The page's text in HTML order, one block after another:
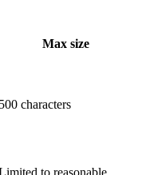
Max size
500 characters
to reasonable